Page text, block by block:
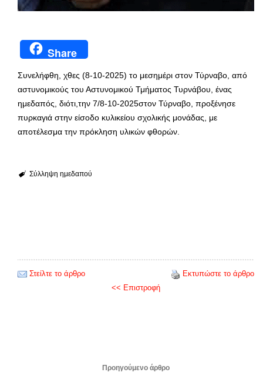
Share
Συνελήφθη, χθες (8-10-2025) το μεσημέρι στον Τύρναβο, από
αστυνομικούς του Αστυνομικού Τμήματος Τυρνάβου, ένας
ημεδαπός, διότι,την 7/8-10-2025στον Τύρναβο, προξένησε
πυρκαγιά στην είσοδο κυλικείου σχολικής μονάδας, με
αποτέλεσμα την πρόκληση υλικών φθορών.
Σύλληψη ημεδαπού
Στείλτε το άρθρο
Εκτυπώστε το άρθρο
<< Επιστροφή
Προηγούμενο άρθρο